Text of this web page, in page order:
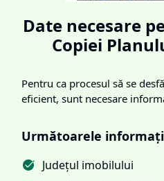
Date necesare
Copiei
Pentru ca procesul să se
eficient, sunt necesare
Următoarele
Județul imobilului